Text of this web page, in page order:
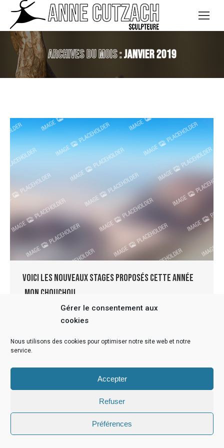
Gérer le consentement aux
cookies
Nous utilisons des cookies pour optimiser notre site web et notre
service.
Accepter
Refuser
Préférences
Archives du mois :janvier 2019
Voici les nouveaux stages proposés cette année
,mon chouchou…
radius 31 janvier 2019
[ad_1] Voici les nouveaux stages proposés cette
année ,mon chouchou: le combiné sport aquatique -
sculpture!!! Trop top! [ad_2]
© 2022 - Anne Cutzach | Réalisation Radius Design